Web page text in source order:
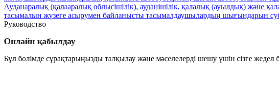
Ауданаралық (қалааралық облысішілік), ауданішілік, қалалық (ауылдық) және
тасымалын жүзеге асырумен байланысты тасымалдаушылардың шығындарын
Руководство
Онлайн қабылдау
Бұл бөлімде сұрақтарыңызды талқылау және мәселелерді шешу үшін сізге жедел